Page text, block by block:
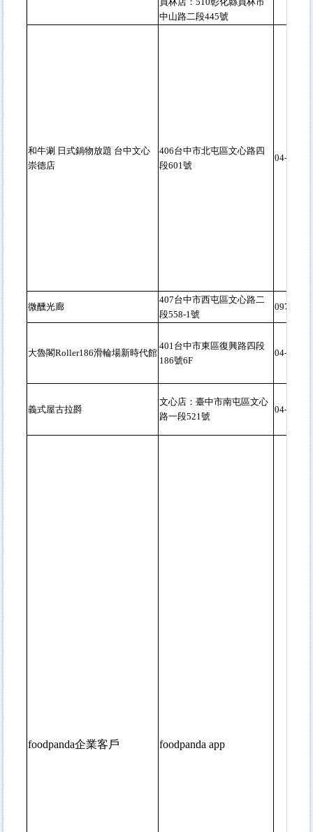
中山路二段445號
和牛涮 日式鍋物放題 台中文心
崇德店
406台中市北屯區文心路四
段601號
04-2247-
微醺光廊
407台中市西屯區文心路二
段558-1號
0974-
大魯閣Roller186滑輪場新時代館
401台中市東區復興路四段
186號6F
04-3611-
義式屋古拉爵
文心店：臺中市南屯區文心
路一段521號
04-2254-
foodpanda企業客戶 foodpanda app